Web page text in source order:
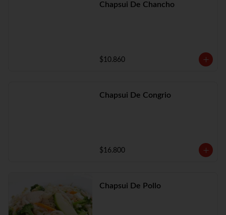
Chapsui De Chancho
$10.860
Chapsui De Congrio
$16.800
Chapsui De Pollo